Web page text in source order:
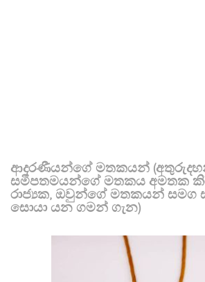
ආදරණීයන්ගේ මතකයන්
සමීපතමයන්ගේ මතකය අමතක
රාජ්‍යක, ඔවුන්ගේ මතකයන් සමග
සොයා යන ගමන් ගැන)